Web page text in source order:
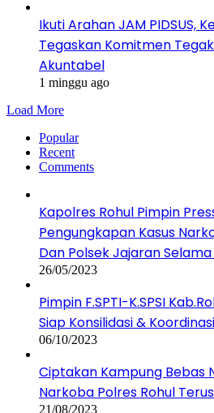
Ikuti Arahan JAM PIDSUS,
Tegaskan Komitmen
Akuntabel
1 minggu ago
Load More
Popular
Recent
Comments
Kapolres Rohul Pimpin
Pengungkapan Kasus
Dan Polsek Jajaran
26/05/2023
Pimpin F.SPTI-K.SPSI
Siap Konsilidasi &
06/10/2023
Ciptakan Kampung Bebas
Narkoba Polres Rohul
21/08/2023